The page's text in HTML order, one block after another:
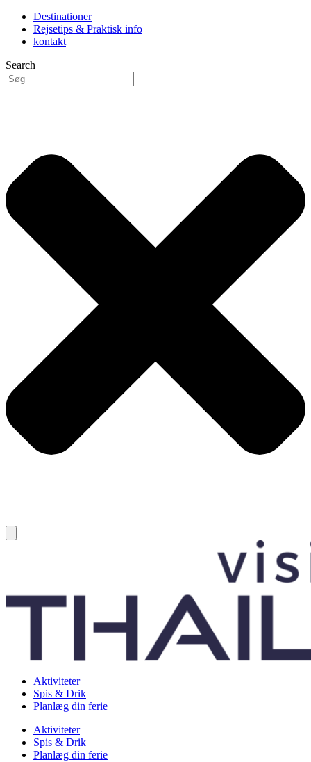
Destinationer
Rejsetips & Praktisk info
kontakt
Search
Aktiviteter
Spis & Drik
Planlæg din ferie
Aktiviteter
Spis & Drik
Planlæg din ferie